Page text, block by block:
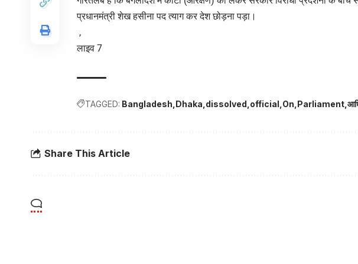
प्रधानमंत्री शेख हसीना पद त्याग कर देश छोड़ना पड़ा।
,
लाइव 7
TAGGED: Bangladesh Dhaka dissolved official On Parliament
Share This Article